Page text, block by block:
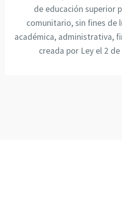
de educación superior
comunitario, sin fines de
académica, administrativa,
creada por Ley el 2